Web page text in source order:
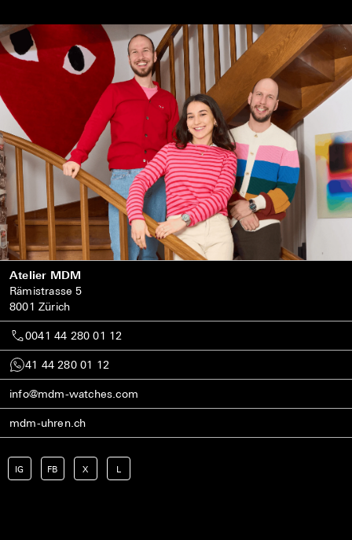
Atelier MDM
Rämistrasse 5
8001 Zürich
0041 44 280 01 12
41 44 280 01 12
info@mdm-watches.com
mdm-uhren.ch
IG FB X L